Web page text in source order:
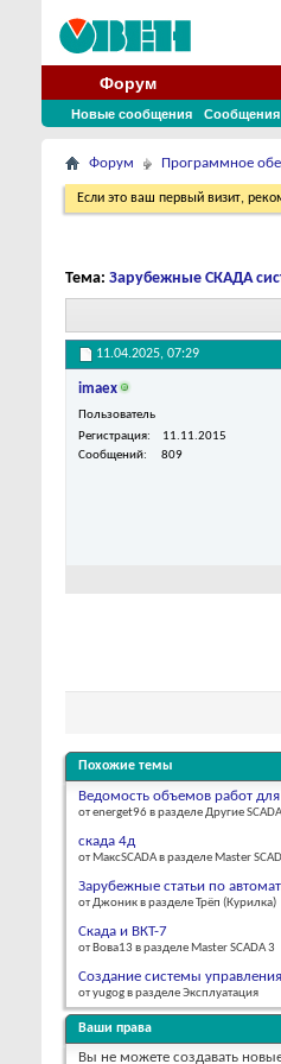
Форум
Новые сообщения Сообщения
Форум Программное
Если это ваш первый визит,
Тема: Зарубежные СКАДА
11.04.2025, 07:29
imaex
Пользователь
Регистрация
11.11.2015
Сообщений
809
Похожие темы
Ведомость объемов работ
от energet96 в разделе Другие
скада 4д
от МаксSCADA в разделе Master
Зарубежные статьи по
от Джоник в разделе Трёп (Курилка)
Скада и ВКТ-7
от Вова13 в разделе Master SCADA 3
Создание системы
от yugog в разделе Эксплуатация
Ваши права
Вы не можете создавать